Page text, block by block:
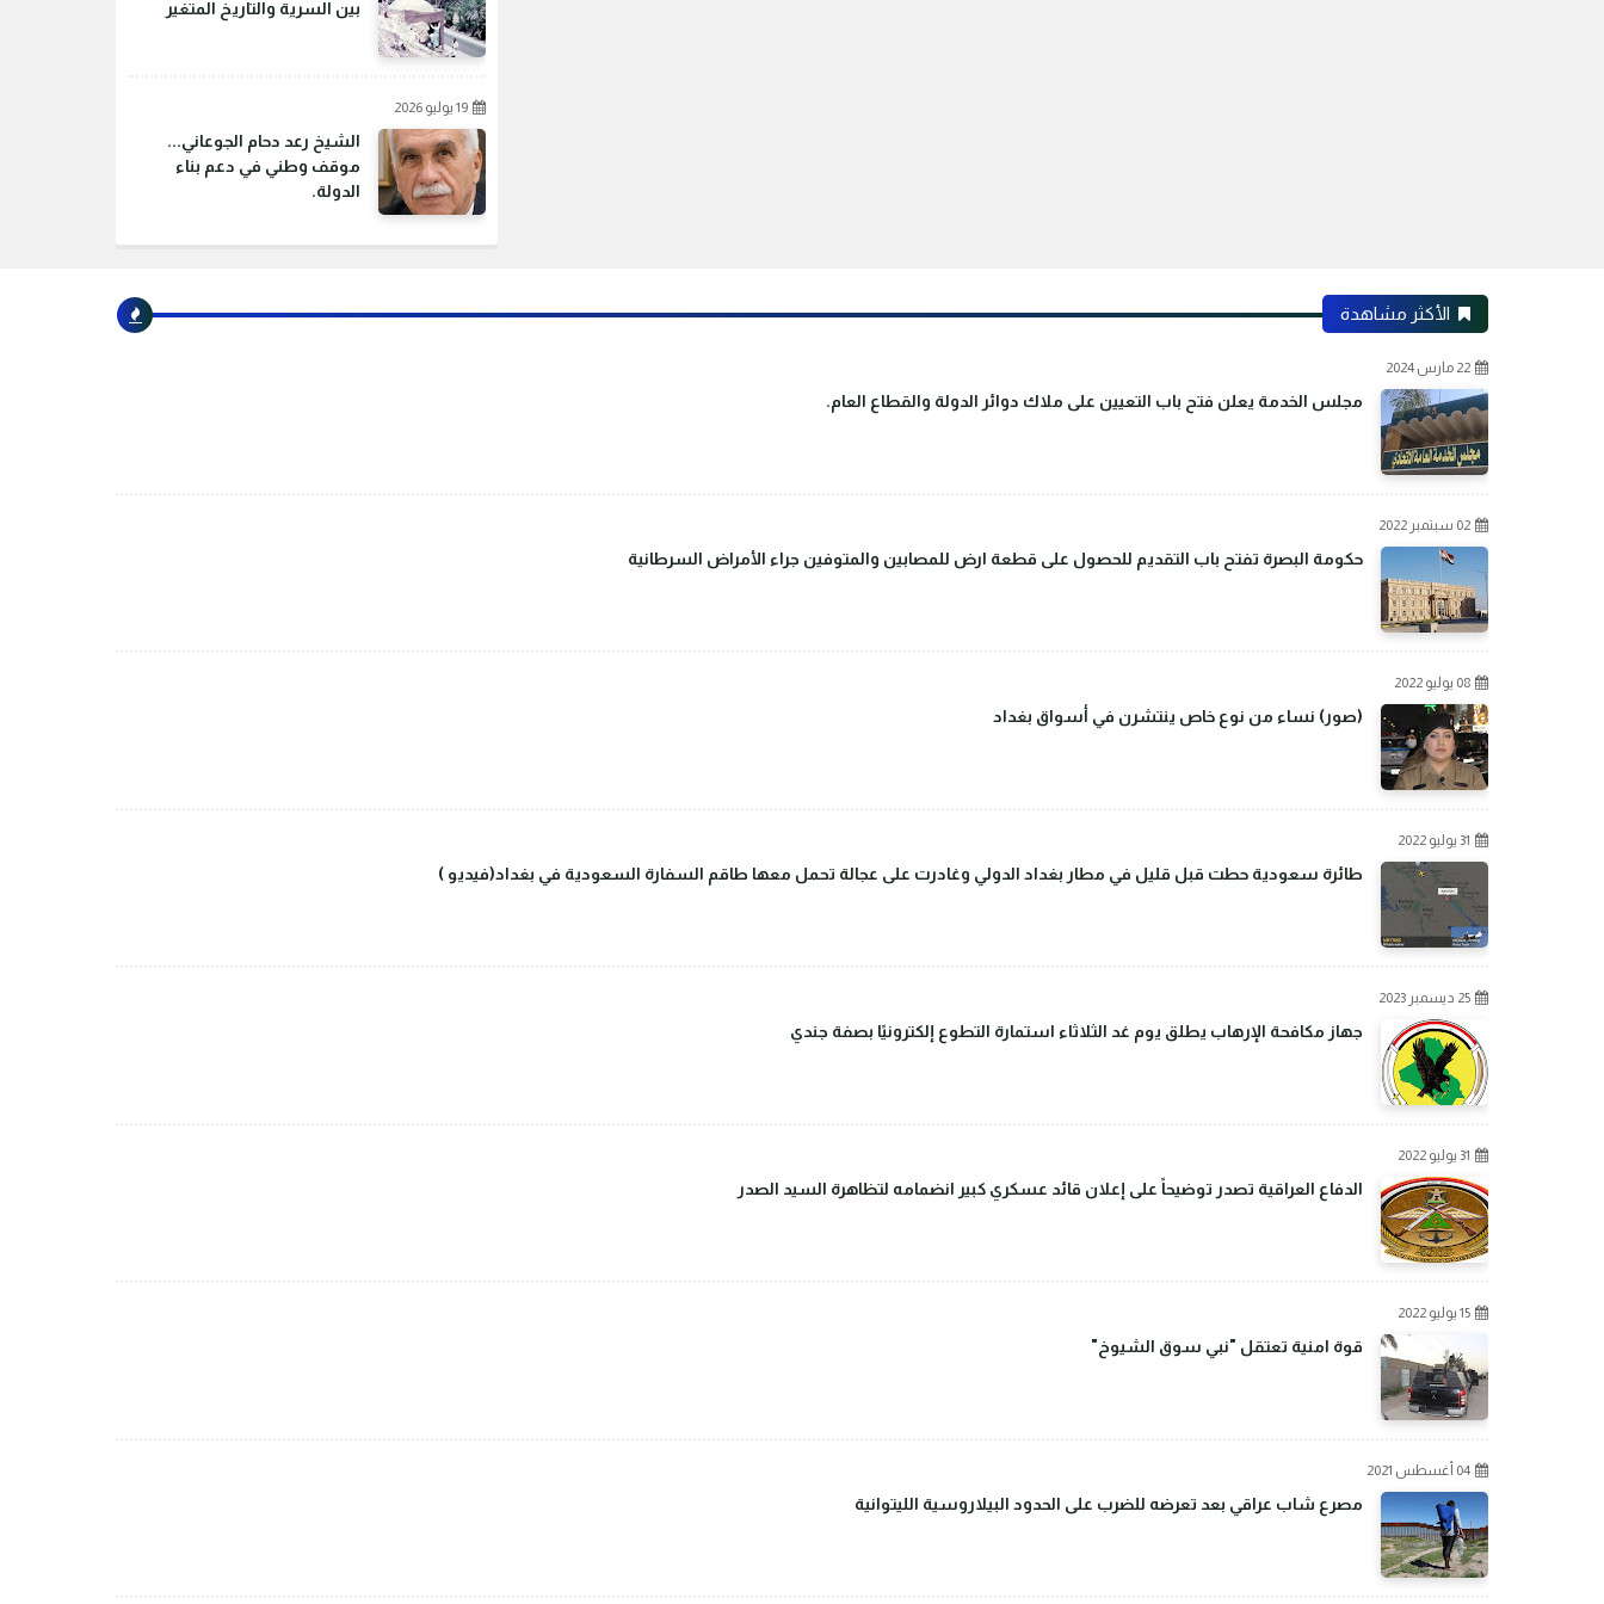
بين السرية والتاريخ المتغير
19 يوليو 2026
الشيخ رعد دحام الجوعاني...
موقف وطني في دعم بناء
الدولة.
الأكثر مشاهدة
22 مارس 2024
مجلس الخدمة يعلن فتح باب التعيين على ملاك دوائر الدولة والقطاع العام.
02 سبتمبر 2022
حكومة البصرة تفتح باب التقديم للحصول على قطعة ارض للمصابين والمتوفين جراء الأمراض السرطانية
08 يوليو 2022
(صور) نساء من نوع خاص ينتشرن في أسواق بغداد
31 يوليو 2022
طائرة سعودية حطت قبل قليل في مطار بغداد الدولي وغادرت على عجالة تحمل معها طاقم السفارة السعودية في بغداد(فيديو )
25 ديسمبر 2023
جهاز مكافحة الإرهاب يطلق يوم غد الثلاثاء استمارة التطوع إلكترونيًا بصفة جندي
31 يوليو 2022
الدفاع العراقية تصدر توضيحاً على إعلان قائد عسكري كبير انضمامه لتظاهرة السيد الصدر
15 يوليو 2022
قوة امنية تعتقل "نبي سوق الشيوخ"
04 أغسطس 2021
مصرع شاب عراقي بعد تعرضه للضرب على الحدود البيلاروسية الليتوانية